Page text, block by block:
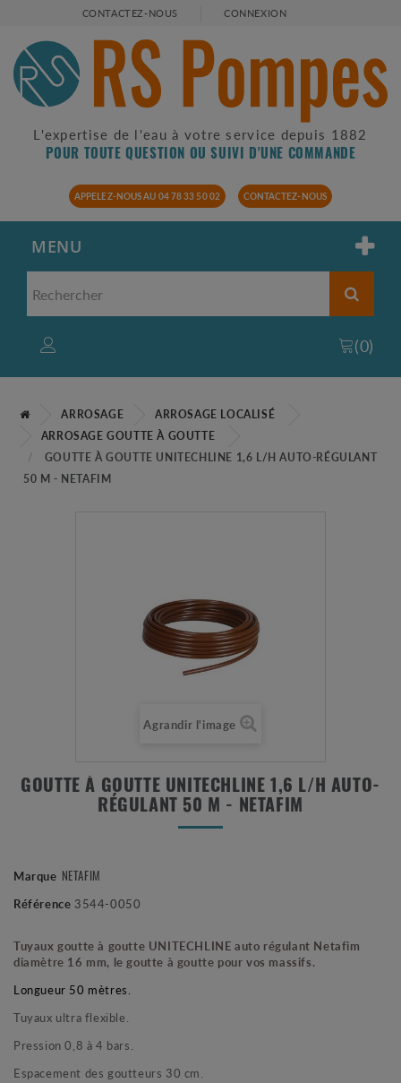
CONTACTEZ-NOUS CONNEXION
L'expertise de l'eau à votre service depuis 1882
POUR TOUTE QUESTION OU SUIVI D'UNE COMMANDE
APPELEZ-NOUS AU 04 78 33 50 02 CONTACTEZ-NOUS
MENU
(0)
ARROSAGE
ARROSAGE LOCALISÉ
ARROSAGE GOUTTE À GOUTTE
GOUTTE À GOUTTE UNITECHLINE 1,6 L/H AUTO-RÉGULANT
50 M - NETAFIM
Agrandir l'image
GOUTTE À GOUTTE UNITECHLINE 1,6 L/H AUTO-
RÉGULANT 50 M - NETAFIM
Marque NETAFIM
Référence 3544-0050
Tuyaux goutte à goutte UNITECHLINE auto régulant Netafim
diamètre 16 mm, le goutte à goutte pour vos massifs.
Longueur 50 mètres.
Tuyaux ultra flexible.
Pression 0,8 à 4 bars.
Espacement des goutteurs 30 cm.